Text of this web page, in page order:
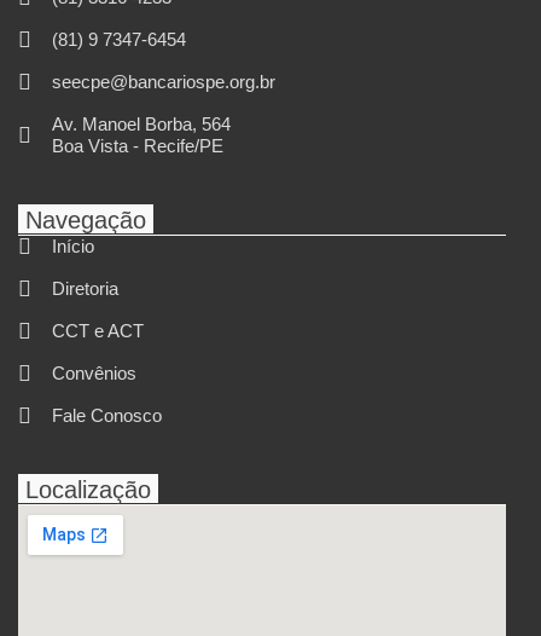
(81) 9 7347-6454
seecpe@bancariospe.org.br
Av. Manoel Borba, 564
Boa Vista - Recife/PE
Navegação
Início
Diretoria
CCT e ACT
Convênios
Fale Conosco
Localização